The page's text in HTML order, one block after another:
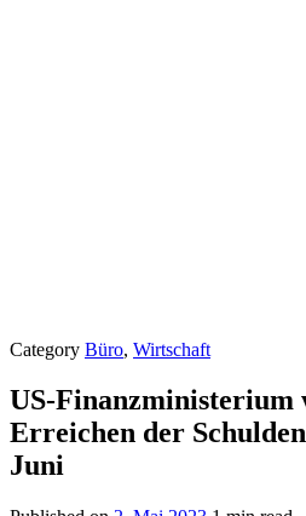
Category Büro, Wirtschaft
US-Finanzministerium
Erreichen der
Juni